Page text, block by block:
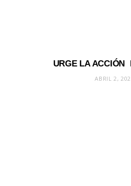
URGE LA ACCIÓN
ABRIL 2,